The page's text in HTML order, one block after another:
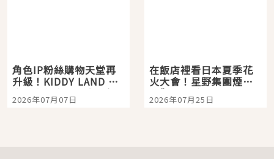
角色IP粉絲購物天堂再
升級！KIDDY LAND 原
宿店吉伊卡哇迎客，新
開幕 OMOKADO 店3分
2026年07月07日
在飯店裡看日本夏季花
火大會！星野集團煙火
景觀飯店6選，讓你不用
人擠人悠閒欣賞
2026年07月25日